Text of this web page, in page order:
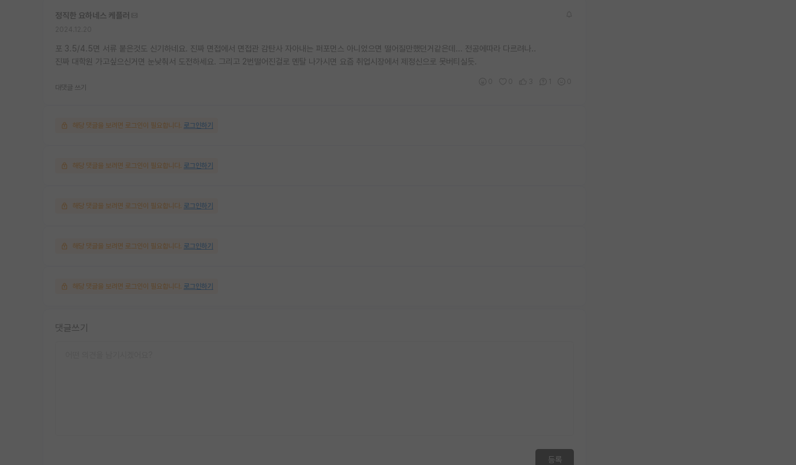
정직한 요하네스 케플러
포 3.5/4.5면 서류 붙은것도 신기하네요. 진짜 면접에서 면접관 감탄사 자아내는 퍼포먼스 아니었으면 떨어질만했던거같은데... 전공에따라 다르려나..
진짜 대학원 가고싶으신거면 눈낮춰서 도전하세요. 그리고 2번떨어진걸로 멘탈 나가시면 요즘 취업시장에서 제정신으로 못버티실듯.
대댓글 쓰기
해당 댓글을 보려면 로그인이 필요합니다. 로그인하기
해당 댓글을 보려면 로그인이 필요합니다. 로그인하기
해당 댓글을 보려면 로그인이 필요합니다. 로그인하기
해당 댓글을 보려면 로그인이 필요합니다. 로그인하기
해당 댓글을 보려면 로그인이 필요합니다. 로그인하기
댓글쓰기
등록